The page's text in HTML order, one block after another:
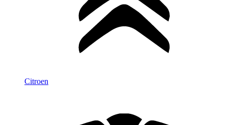
Citroen